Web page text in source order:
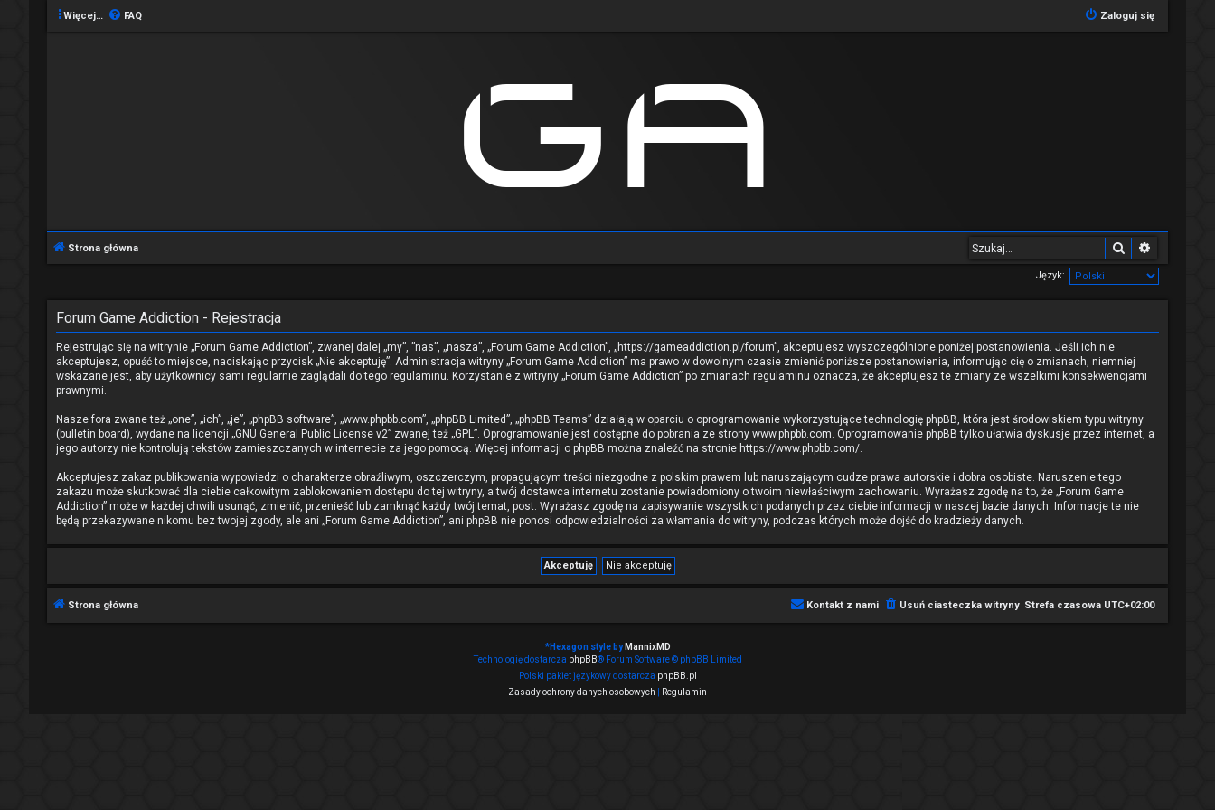
Więcej… FAQ Zaloguj się
Strona główna Szukaj
Język:
Forum Game Addiction - Rejestracja
Rejestrując się na witrynie „Forum Game Addiction”, zwanej dalej „my”, ”nas”, „nasza”, „Forum Game Addiction”, „https://gameaddiction.pl/forum”, akceptujesz wyszczególnione poniżej postanowienia. Jeśli ich nie
akceptujesz, opuść to miejsce, naciskając przycisk „Nie akceptuję”. Administracja witryny „Forum Game Addiction” ma prawo w dowolnym czasie zmienić poniższe postanowienia, informując cię o zmianach, niemniej
wskazane jest, aby użytkownicy sami regularnie zaglądali do tego regulaminu. Korzystanie z witryny „Forum Game Addiction” po zmianach regulaminu oznacza, że akceptujesz te zmiany ze wszelkimi konsekwencjami
prawnymi.
Nasze fora zwane też „one”, „ich”, „je”, „phpBB software”, „www.phpbb.com”, „phpBB Limited”, „phpBB Teams” działają w oparciu o oprogramowanie wykorzystujące technologię phpBB, która jest środowiskiem typu witryny
(bulletin board), wydane na licencji „GNU General Public License v2” zwanej też „GPL”. Oprogramowanie jest dostępne do pobrania ze strony www.phpbb.com . Oprogramowanie phpBB tylko ułatwia dyskusje przez internet, a
jego autorzy nie kontrolują tekstów zamieszczanych w internecie za jego pomocą. Więcej informacji o phpBB można znaleźć na stronie https://www.phpbb.com/
Akceptujesz zakaz publikowania wypowiedzi o charakterze obraźliwym, oszczerczym, propagującym treści niezgodne z polskim prawem lub naruszającym cudze prawa autorskie i dobra osobiste. Naruszenie tego
zakazu może skutkować dla ciebie całkowitym zablokowaniem dostępu do tej witryny, a twój dostawca internetu zostanie powiadomiony o twoim niewłaściwym zachowaniu. Wyrażasz zgodę na to, że „Forum Game
Addiction” może w każdej chwili usunąć, zmienić, przenieść lub zamknąć każdy twój temat, post. Wyrażasz zgodę na zapisywanie wszystkich podanych przez ciebie informacji w naszej bazie danych. Informacje te nie
będą przekazywane nikomu bez twojej zgody, ale ani „Forum Game Addiction”, ani phpBB nie ponosi odpowiedzialności za włamania do witryny, podczas których może dojść do kradzieży danych.
Strona główna Strefa czasowa UTC+02:00
Usuń ciasteczka witryny
Kontakt z nami
*Hexagon style by MannixMD
Technologię dostarcza phpBB® Forum Software © phpBB Limited
Polski pakiet językowy dostarcza phpBB.pl
Zasady ochrony danych osobowych
Regulamin